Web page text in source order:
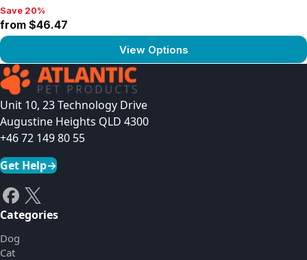
Save 20%, from $46.47
Save 20%
from $46.47
View Options
View product
Unit 10, 23 Technology Drive
Augustine Heights QLD 4300
+46 72 149 80 55
Get Help→
Categories
Dog
Cat